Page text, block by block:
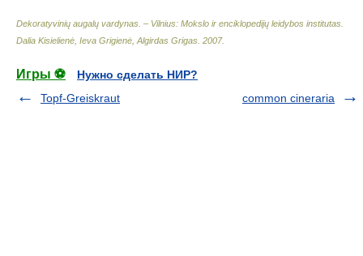
Dekoratyvinių augalų vardynas. – Vilnius: Mokslo ir enciklopedijų leidybos institutas
Dalia Kisielienė, Ieva Grigienė, Algirdas Grigas 2007.
Игры ⚽
Нужно сделать НИР?
Topf-Greiskraut
common cineraria